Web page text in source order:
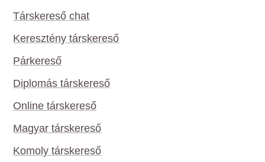
Társkereső chat
Keresztény társkereső
Párkereső
Diplomás társkereső
Online társkereső
Magyar társkereső
Komoly társkereső